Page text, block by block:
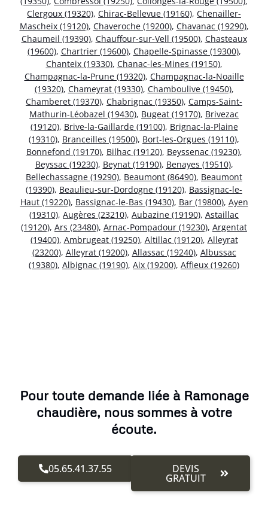
Clergoux (19320), Chirac-Bellevue (19160), Chenailler-
Mascheix (19120), Chaveroche (19200), Chavanac (19290),
Chaumeil (19390), Chauffour-sur-Vell (19500), Chasteaux
(19600), Chartrier (19600), Chapelle-Spinasse (19300),
Chanteix (19330), Chanac-les-Mines (19150),
Champagnac-la-Prune (19320), Champagnac-la-Noaille
(19320), Chameyrat (19330), Chamboulive (19450),
Chamberet (19370), Chabrignac (19350), Camps-Saint-
Mathurin-Léobazel (19430), Bugeat (19170), Brivezac
(19120), Brive-la-Gaillarde (19100), Brignac-la-Plaine
(19310), Branceilles (19500), Bort-les-Orgues (19110),
Bonnefond (19170), Bilhac (19120), Beyssenac (19230),
Beyssac (19230), Beynat (19190), Benayes (19510),
Bellechassagne (19290), Beaumont (86490), Beaumont
(19390), Beaulieu-sur-Dordogne (19120), Bassignac-le-
Haut (19220), Bassignac-le-Bas (19430), Bar (19800), Ayen
(19310), Augères (23210), Aubazine (19190), Astaillac
(19120), Ars (23480), Arnac-Pompadour (19230), Argentat
(19400), Ambrugeat (19250), Altillac (19120), Alleyrat
(23200), Alleyrat (19200), Allassac (19240), Albussac
(19380), Albignac (19190), Aix (19200), Affieux (19260)
Pour toute demande liée à Ramonage
chaudière, nous sommes à votre
écoute.
05.65.41.37.55 DEVIS
GRATUIT